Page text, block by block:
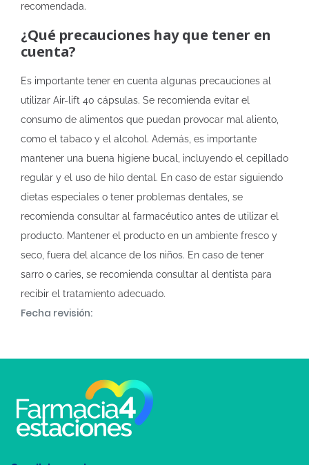
recomendada.
¿Qué precauciones hay que tener en
cuenta?
Es importante tener en cuenta algunas precauciones al
utilizar Air-lift 40 cápsulas. Se recomienda evitar el
consumo de alimentos que puedan provocar mal aliento,
como el tabaco y el alcohol. Además, es importante
mantener una buena higiene bucal, incluyendo el cepillado
regular y el uso de hilo dental. En caso de estar siguiendo
dietas especiales o tener problemas dentales, se
recomienda consultar al farmacéutico antes de utilizar el
producto. Mantener el producto en un ambiente fresco y
seco, fuera del alcance de los niños. En caso de tener
sarro o caries, se recomienda consultar al dentista para
recibir el tratamiento adecuado.
Fecha revisión: